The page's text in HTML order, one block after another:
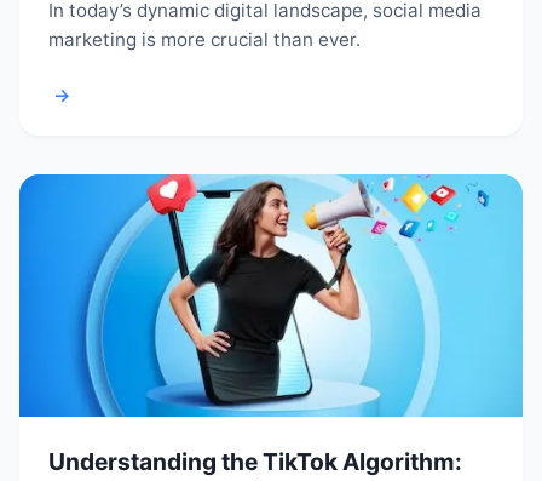
In today’s dynamic digital landscape, social media
marketing is more crucial than ever.
→
Understanding the TikTok Algorithm: